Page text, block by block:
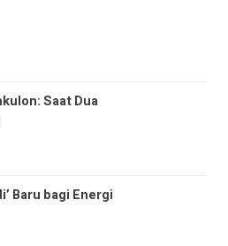
Saat Dua
Baru bagi Energi